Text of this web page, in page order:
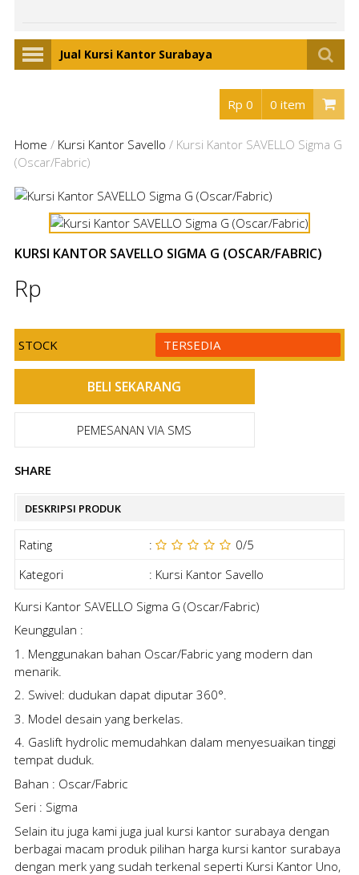
Jual Kursi Kantor Surabaya
Rp 0 0 item
Home / Kursi Kantor Savello / Kursi Kantor SAVELLO Sigma G
(Oscar/Fabric)
KURSI KANTOR SAVELLO SIGMA G (OSCAR/FABRIC)
Rp
STOCK TERSEDIA
PEMESANAN VIA SMS
SHARE
DESKRIPSI PRODUK
Rating : 0/5
Kategori
: Kursi Kantor Savello
Kursi Kantor SAVELLO Sigma G (Oscar/Fabric)
Keunggulan :
1. Menggunakan bahan Oscar/Fabric yang modern dan
menarik.
2. Swivel: dudukan dapat diputar 360°.
3. Model desain yang berkelas.
4. Gaslift hydrolic memudahkan dalam menyesuaikan tinggi
tempat duduk.
Bahan : Oscar/Fabric
Seri : Sigma
Selain itu juga kami juga jual kursi kantor surabaya dengan
berbagai macam produk pilihan harga kursi kantor surabaya
dengan merk yang sudah terkenal seperti Kursi Kantor Uno,